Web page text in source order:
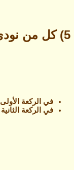
5) كل من
في الركعة الأولى :
في الركعة الثانية :